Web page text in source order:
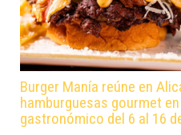
Burger Manía reúne en
hamburguesas gourmet
gastronómico del 6 al 16